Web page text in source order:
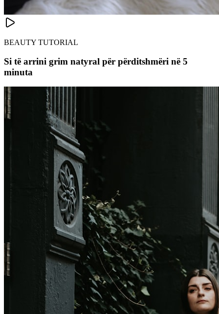
BEAUTY TUTORIAL
Si të arrini grim natyral për përditshmëri në 5
minuta